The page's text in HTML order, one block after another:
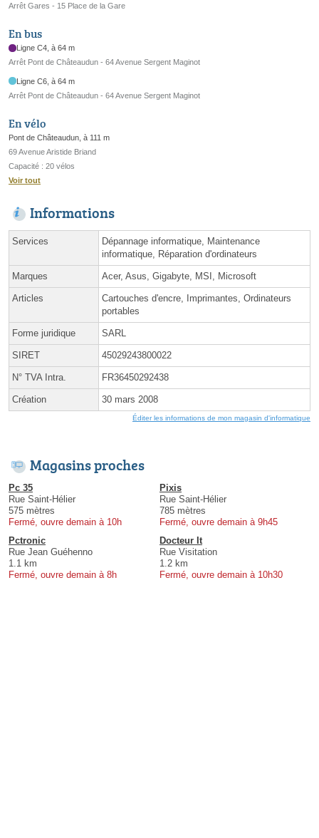
Arrêt Gares - 15 Place de la Gare
En bus
Ligne C4, à 64 m
Arrêt Pont de Châteaudun - 64 Avenue Sergent Maginot
Ligne C6, à 64 m
Arrêt Pont de Châteaudun - 64 Avenue Sergent Maginot
En vélo
Pont de Châteaudun, à 111 m
69 Avenue Aristide Briand
Capacité : 20 vélos
Voir tout
Informations
Services
Dépannage informatique, Maintenance
informatique, Réparation d'ordinateurs
Marques Acer, Asus, Gigabyte, MSI, Microsoft
Articles
Cartouches d'encre, Imprimantes, Ordinateurs
portables
Forme juridique SARL
SIRET 45029243800022
N° TVA Intra. FR36450292438
Création 30 mars 2008
Éditer les informations de mon magasin d'informatique
Magasins proches
Pc 35
Rue Saint-Hélier
575 mètres
Fermé, ouvre demain à 10h
Pixis
Rue Saint-Hélier
785 mètres
Fermé, ouvre demain à 9h45
Pctronic
Rue Jean Guéhenno
1.1 km
Fermé, ouvre demain à 8h
Docteur It
Rue Visitation
1.2 km
Fermé, ouvre demain à 10h30